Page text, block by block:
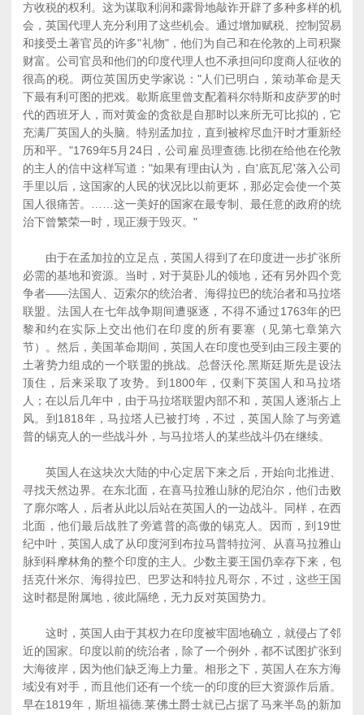
方收税的权利。这为谋取利润和露骨地敲诈开辟了多种多样的机
会，英国代理人充分利用了这些机会。通过增加赋税、控制贸易
和接受土著官员的许多"礼物"，他们为自己和在伦敦的上司积聚
财富。公司官员和他们的印度代理人也不承担问印度商人征收的
很高的税。两位英国历史学家说："人们已明白，策动革命是天
下最有利可图的把戏。歇斯底里曾支配着科尔特斯和皮萨罗的时
代的西班牙人，而对黄金的贪欲是自那时以来所无可比拟的，它
充满厂英国人的头脑。特别孟加拉，直到被榨尽血汗时才重新经
历和平。"1769年5月24日，公司雇员理查德.比彻在给他在伦敦
的主人的信中这样写道："如果有理由认为，自'底瓦尼'落入公司
手里以后，这国家的人民的状况比以前更坏，那必定会使一个英
国人很痛苦。……这一美好的国家在最专制、最任意的政府的统
治下曾繁荣一时，现正濒于毁灭。"
由于在孟加拉的立足点，英国人得到了在印度进一步扩张所
必需的基地和资源。当时，对于莫卧儿的领地，还有另外四个竞
争者――法国人、迈索尔的统治者、海得拉巴的统治者和马拉塔
联盟。法国人在七年战争期间遭驱逐，不得不通过1763年的巴
黎和约在实际上交出他们在印度的所有要塞（见第七章第六
节）。然后，美国革命期间，英国人在印度也受到由三段主要的
土著势力组成的一个联盟的挑战。总督沃伦.黑斯廷斯先是设法
顶住，后来采取了攻势。到1800年，仅剩下英国人和马拉塔
人；在以后几年中，由于马拉塔联盟内部不和，英国人逐渐占上
风。到1818年，马拉塔人已被打垮，不过，英国人除了与旁遮
普的锡克人的一些战斗外，与马拉塔人的某些战斗仍在继续。
英国人在这块次大陆的中心定居下来之后，开始向北推进、
寻找天然边界。在东北面，在喜马拉雅山脉的尼泊尔，他们击败
了廓尔喀人，后者从此以后站在英国人的一边战斗。同样，在西
北面，他们最后战胜了旁遮普的高傲的锡克人。因而，到19世
纪中叶，英国人成了从印度河到布拉马普特拉河、从喜马拉雅山
脉到科摩林角的整个印度的主人。少数主要王国仍幸存下来，包
括克什米尔、海得拉巴、巴罗达和特拉凡哥尔，不过，这些王国
这时都是附属地，彼此隔绝，无力反对英国势力。
这时，英国人由于其权力在印度被牢固地确立，就侵占了邻
近的国家。印度以前的统治者，除了一个例外，都不试图扩张到
大海彼岸，因为他们缺乏海上力量。相形之下，英国人在东方海
域没有对手，而且他们还有一个统一的印度的巨大资源作后盾。
早在1819年，斯坦福德.莱佛土爵士就已占据了马来半岛的新加